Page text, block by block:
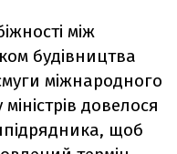
між
будівництва
міжнародного
довелося
щоб